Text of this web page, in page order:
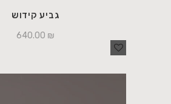
גביע קידוש
640.00 ₪